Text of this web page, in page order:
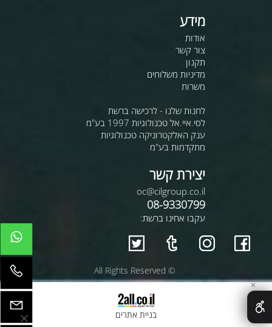
מידע
אודות
צור קשר
תקנון
מדיניות משלוחים
משרות
לחנות שלנו - לרכישה ברשת
לסי.איי.אל טכנולוגיות 1997 בע"מ
ענק האלקטרוניקה טכנולוגיות
מתקדמות בע"מ
יצירת קשר
oc@cilgroup.co.il
08-9330799
עקבו אחינו ברשת:
© All Rights Reserved
בניית אתרים
✕